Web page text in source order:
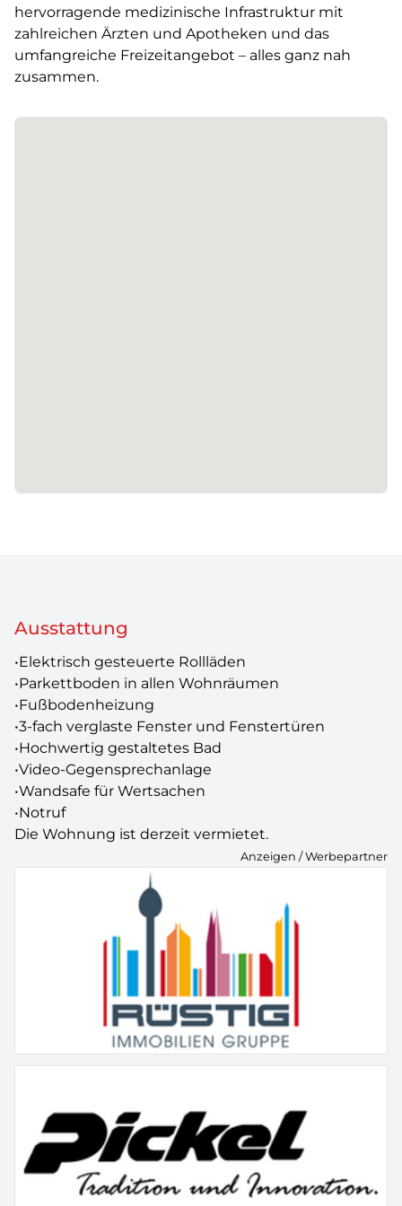
hervorragende medizinische Infrastruktur mit
zahlreichen Ärzten und Apotheken und das
umfangreiche Freizeitangebot – alles ganz nah
zusammen.
Ausstattung
•Elektrisch gesteuerte Rollläden
•Parkettboden in allen Wohnräumen
•Fußbodenheizung
•3-fach verglaste Fenster und Fenstertüren
•Hochwertig gestaltetes Bad
•Video-Gegensprechanlage
•Wandsafe für Wertsachen
•Notruf
Die Wohnung ist derzeit vermietet.
Anzeigen / Werbepartner